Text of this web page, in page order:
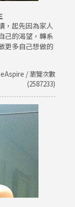
，起先因為家人
己的渴望，轉系
更多自己想做的
/ 瀏覽次數
(2587233)